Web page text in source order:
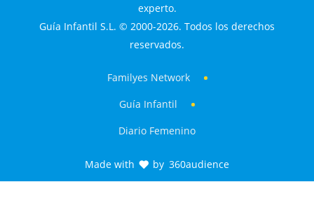
experto.
Guía Infantil S.L. © 2000-2026. Todos los derechos
reservados.
Familyes Network
Guía Infantil
Diario Femenino
Made with by 360audience